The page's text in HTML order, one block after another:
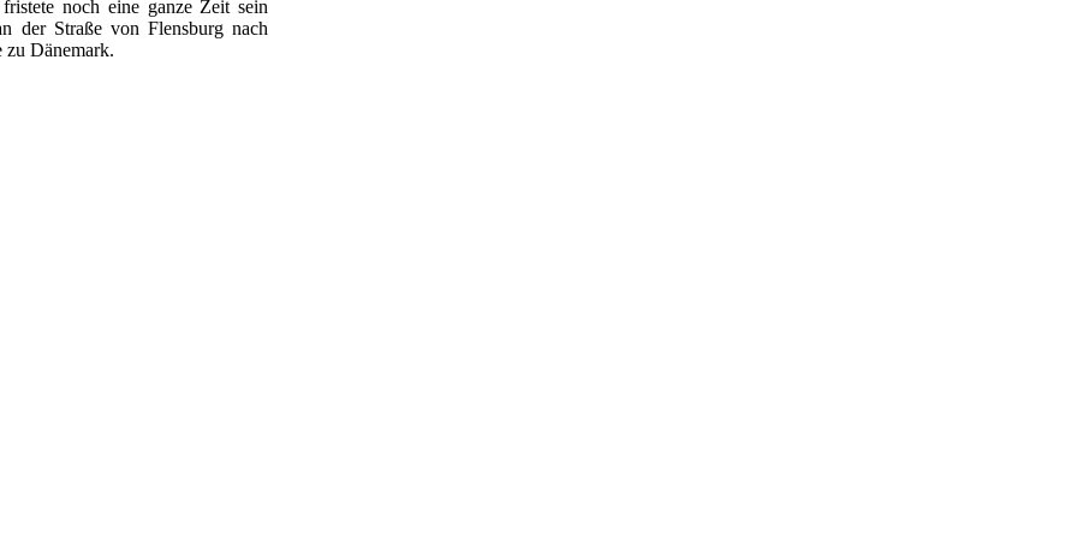
noch eine ganze Zeit sein
der Straße von Flensburg nach
zu Dänemark.